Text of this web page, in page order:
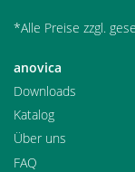
*Alle Preise zzgl.
anovica
Downloads
Katalog
Über uns
FAQ